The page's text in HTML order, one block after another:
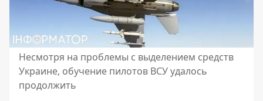
Несмотря на проблемы с выделением средств
Украине, обучение пилотов ВСУ удалось
продолжить